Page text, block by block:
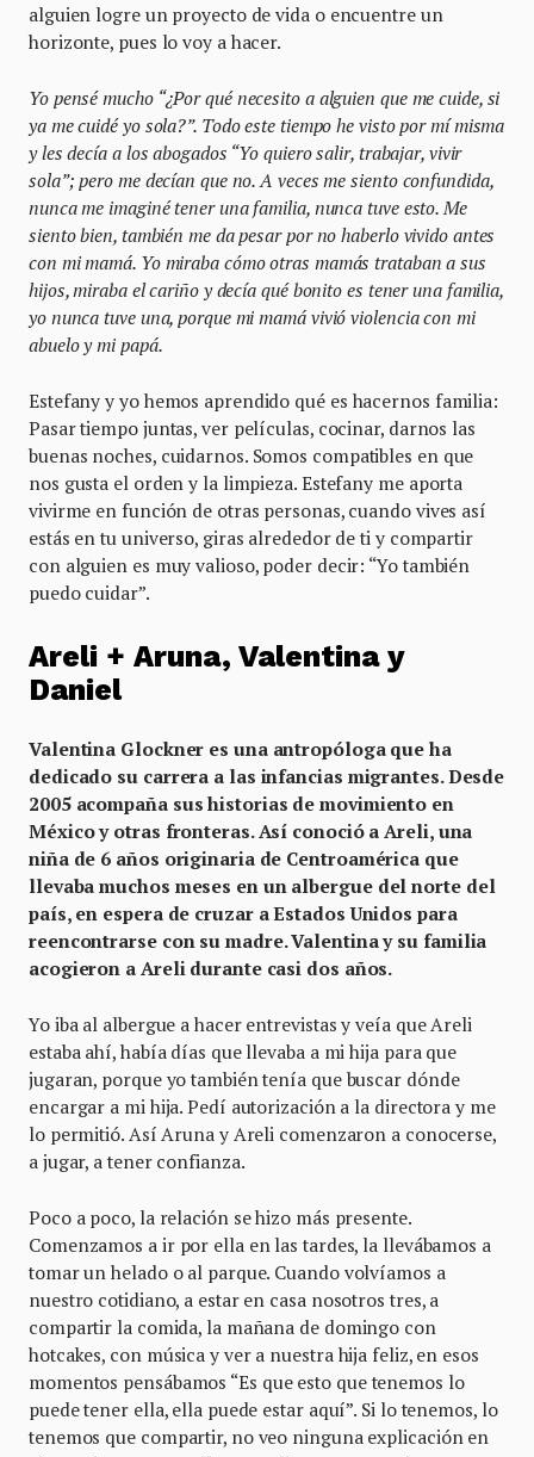
alguien logre un proyecto de vida o encuentre un
horizonte, pues lo voy a hacer.
Yo pensé mucho “¿Por qué necesito a alguien que me cuide, si
ya me cuidé yo sola?”. Todo este tiempo he visto por mí misma
y les decía a los abogados “Yo quiero salir, trabajar, vivir
sola”; pero me decían que no. A veces me siento confundida,
nunca me imaginé tener una familia, nunca tuve esto. Me
siento bien, también me da pesar por no haberlo vivido antes
con mi mamá. Yo miraba cómo otras mamás trataban a sus
hijos, miraba el cariño y decía qué bonito es tener una familia,
yo nunca tuve una, porque mi mamá vivió violencia con mi
abuelo y mi papá.
Estefany y yo hemos aprendido qué es hacernos familia:
Pasar tiempo juntas, ver películas, cocinar, darnos las
buenas noches, cuidarnos. Somos compatibles en que
nos gusta el orden y la limpieza. Estefany me aporta
vivirme en función de otras personas, cuando vives así
estás en tu universo, giras alrededor de ti y compartir
con alguien es muy valioso, poder decir: “Yo también
puedo cuidar”.
Areli + Aruna, Valentina y
Daniel
Valentina Glockner es una antropóloga que ha
dedicado su carrera a las infancias migrantes. Desde
2005 acompaña sus historias de movimiento en
México y otras fronteras. Así conoció a Areli, una
niña de 6 años originaria de Centroamérica que
llevaba muchos meses en un albergue del norte del
país, en espera de cruzar a Estados Unidos para
reencontrarse con su madre. Valentina y su familia
acogieron a Areli durante casi dos años.
Yo iba al albergue a hacer entrevistas y veía que Areli
estaba ahí, había días que llevaba a mi hija para que
jugaran, porque yo también tenía que buscar dónde
encargar a mi hija. Pedí autorización a la directora y me
lo permitió. Así Aruna y Areli comenzaron a conocerse,
a jugar, a tener confianza.
Poco a poco, la relación se hizo más presente.
Comenzamos a ir por ella en las tardes, la llevábamos a
tomar un helado o al parque. Cuando volvíamos a
nuestro cotidiano, a estar en casa nosotros tres, a
compartir la comida, la mañana de domingo con
hotcakes, con música y ver a nuestra hija feliz, en esos
momentos pensábamos “Es que esto que tenemos lo
puede tener ella, ella puede estar aquí”. Si lo tenemos, lo
tenemos que compartir, no veo ninguna explicación en